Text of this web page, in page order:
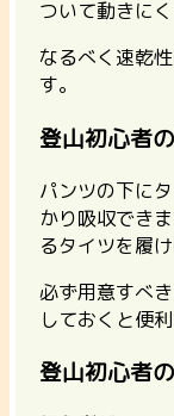
ついて動きに
なるべく速乾
す。
登山初心者
パンツの下に
かり吸収でき
るタイツを履
必ず用意すべ
しておくと便利
登山初心者